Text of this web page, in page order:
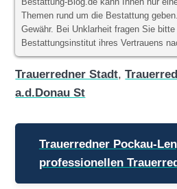
Bestattung-Blog.de kann Ihnen nur
Themen rund um die Bestattung
Gewähr. Bei Unklarheit fragen Sie bitte
Bestattungsinstitut ihres Vertrauens
Trauerredner Stadt,
a.d.Donau St
Beitragsnavigation
Trauerredner Pockau-
professionellen